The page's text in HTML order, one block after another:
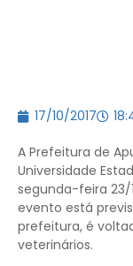
17/10/2017
A Prefeitura de
Universidade
segunda-feira 23/
evento está
prefeitura, é
veterinários.